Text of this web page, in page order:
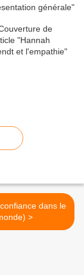
dans le
monde) >